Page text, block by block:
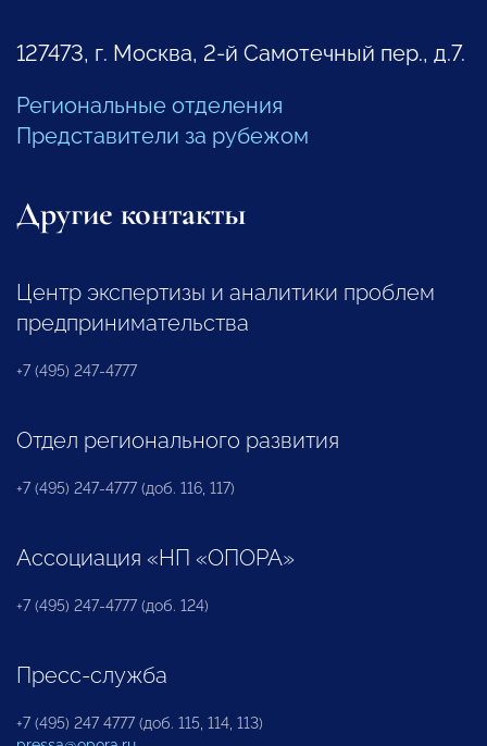
127473, г. Москва, 2-й Самотечный пер., д.7.
Региональные отделения
Представители за рубежом
Другие контакты
Центр экспертизы и аналитики проблем
предпринимательства
+7 (495) 247-4777
Отдел регионального развития
+7 (495) 247-4777 (доб. 116, 117)
Ассоциация «НП «ОПОРА»
+7 (495) 247-4777 (доб. 124)
Пресс-служба
+7 (495) 247 4777 (доб. 115, 114, 113)